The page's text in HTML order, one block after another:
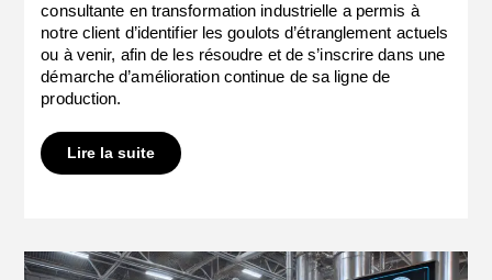
consultante en transformation industrielle a permis à
notre client d’identifier les goulots d’étranglement actuels
ou à venir, afin de les résoudre et de s’inscrire dans une
démarche d’amélioration continue de sa ligne de
production.
Lire la suite